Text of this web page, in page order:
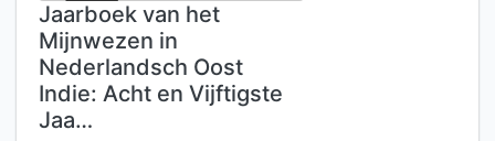
Jaarboek van het
Mijnwezen in
Nederlandsch Oost
Indie: Acht en Vijftigste
Jaa…